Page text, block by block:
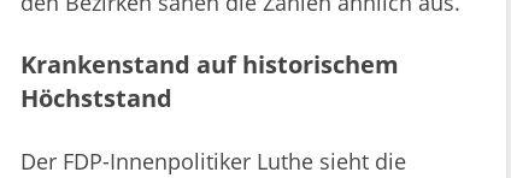
Krankenstand auf historischem
Höchststand
Der FDP-Innenpolitiker Luthe sieht die